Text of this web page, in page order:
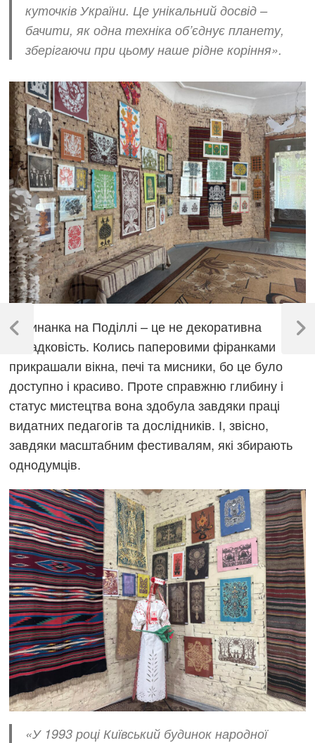
куточків України. Це унікальний досвід –
бачити, як одна техніка об’єднує планету,
зберігаючи при цьому наше рідне коріння».
Витинанка на Поділлі – це не декоративна
випадковість. Колись паперовими фіранками
прикрашали вікна, печі та мисники, бо це було
доступно і красиво. Проте справжню глибину і
статус мистецтва вона здобула завдяки праці
видатних педагогів та дослідників. І, звісно,
завдяки масштабним фестивалям, які збирають
однодумців.
«У 1993 році Київський будинок народної
записів
Previous
Next